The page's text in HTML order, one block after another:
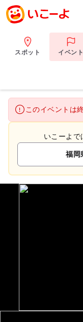
スポット イベント
このイベントは
いこーよで
福岡